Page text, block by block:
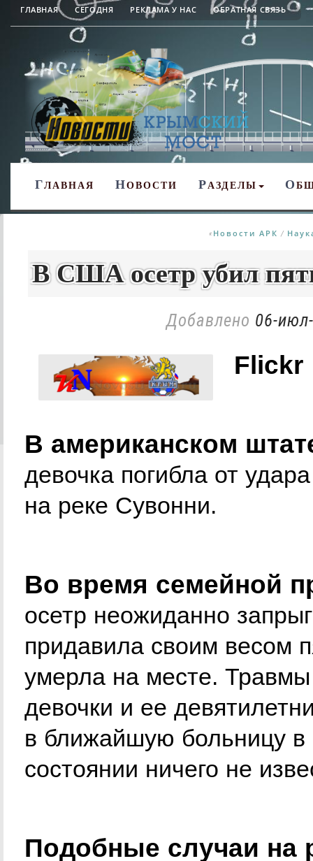
ГЛАВНАЯ СЕГОДНЯ РЕКЛАМА У НАС ОБРАТНАЯ СВЯЗЬ
ГЛАВНАЯ НОВОСТИ РАЗДЕЛЫ О
« Новости АРК /
В США осетр убил
Добавлено 06-
Flickr
В американском
девочка погибла от
на реке Сувонни.
Во время семейной
осетр неожиданно
придавила своим весом
умерла на месте.
девочки и ее
в ближайшую больницу в
состоянии ничего не
Подобные случаи на